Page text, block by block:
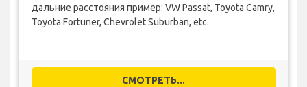
дальние расстояния пример: VW Passat, Toyota Camry,
Toyota Fortuner, Chevrolet Suburban, etc.
СМОТРЕТЬ...